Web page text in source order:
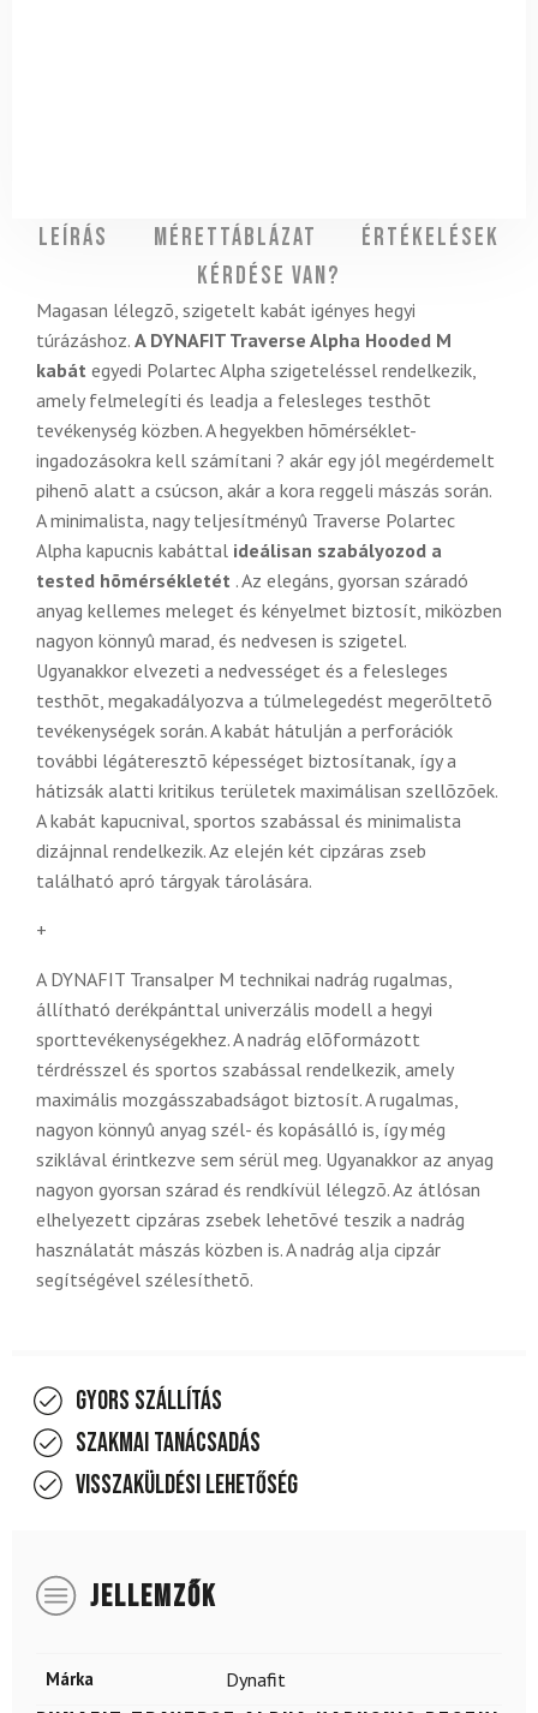
Leírás Mérettáblázat
Értékelések
Kérdése van?
Magasan lélegzõ, szigetelt kabát igényes hegyi
túrázáshoz. A DYNAFIT Traverse Alpha Hooded M
kabát egyedi Polartec Alpha szigeteléssel rendelkezik,
amely felmelegíti és leadja a felesleges testhõt
tevékenység közben. A hegyekben hõmérséklet-
ingadozásokra kell számítani ? akár egy jól megérdemelt
pihenõ alatt a csúcson, akár a kora reggeli mászás során.
A minimalista, nagy teljesítményû Traverse Polartec
Alpha kapucnis kabáttal ideálisan szabályozod a
tested hõmérsékletét . Az elegáns, gyorsan száradó
anyag kellemes meleget és kényelmet biztosít, miközben
nagyon könnyû marad, és nedvesen is szigetel.
Ugyanakkor elvezeti a nedvességet és a felesleges
testhõt, megakadályozva a túlmelegedést megerõltetõ
tevékenységek során. A kabát hátulján a perforációk
további légáteresztõ képességet biztosítanak, így a
hátizsák alatti kritikus területek maximálisan szellõzõek.
A kabát kapucnival, sportos szabással és minimalista
dizájnnal rendelkezik. Az elején két cipzáras zseb
található apró tárgyak tárolására.
+
A DYNAFIT Transalper M technikai nadrág rugalmas,
állítható derékpánttal univerzális modell a hegyi
sporttevékenységekhez. A nadrág elõformázott
térdrésszel és sportos szabással rendelkezik, amely
maximális mozgásszabadságot biztosít. A rugalmas,
nagyon könnyû anyag szél- és kopásálló is, így még
sziklával érintkezve sem sérül meg. Ugyanakkor az anyag
nagyon gyorsan szárad és rendkívül lélegzõ. Az átlósan
elhelyezett cipzáras zsebek lehetõvé teszik a nadrág
használatát mászás közben is. A nadrág alja cipzár
segítségével szélesíthetõ.
Gyors szállítás
Szakmai tanácsadás
Visszaküldési lehetőség
JELLEMZŐK
Márka Dynafit